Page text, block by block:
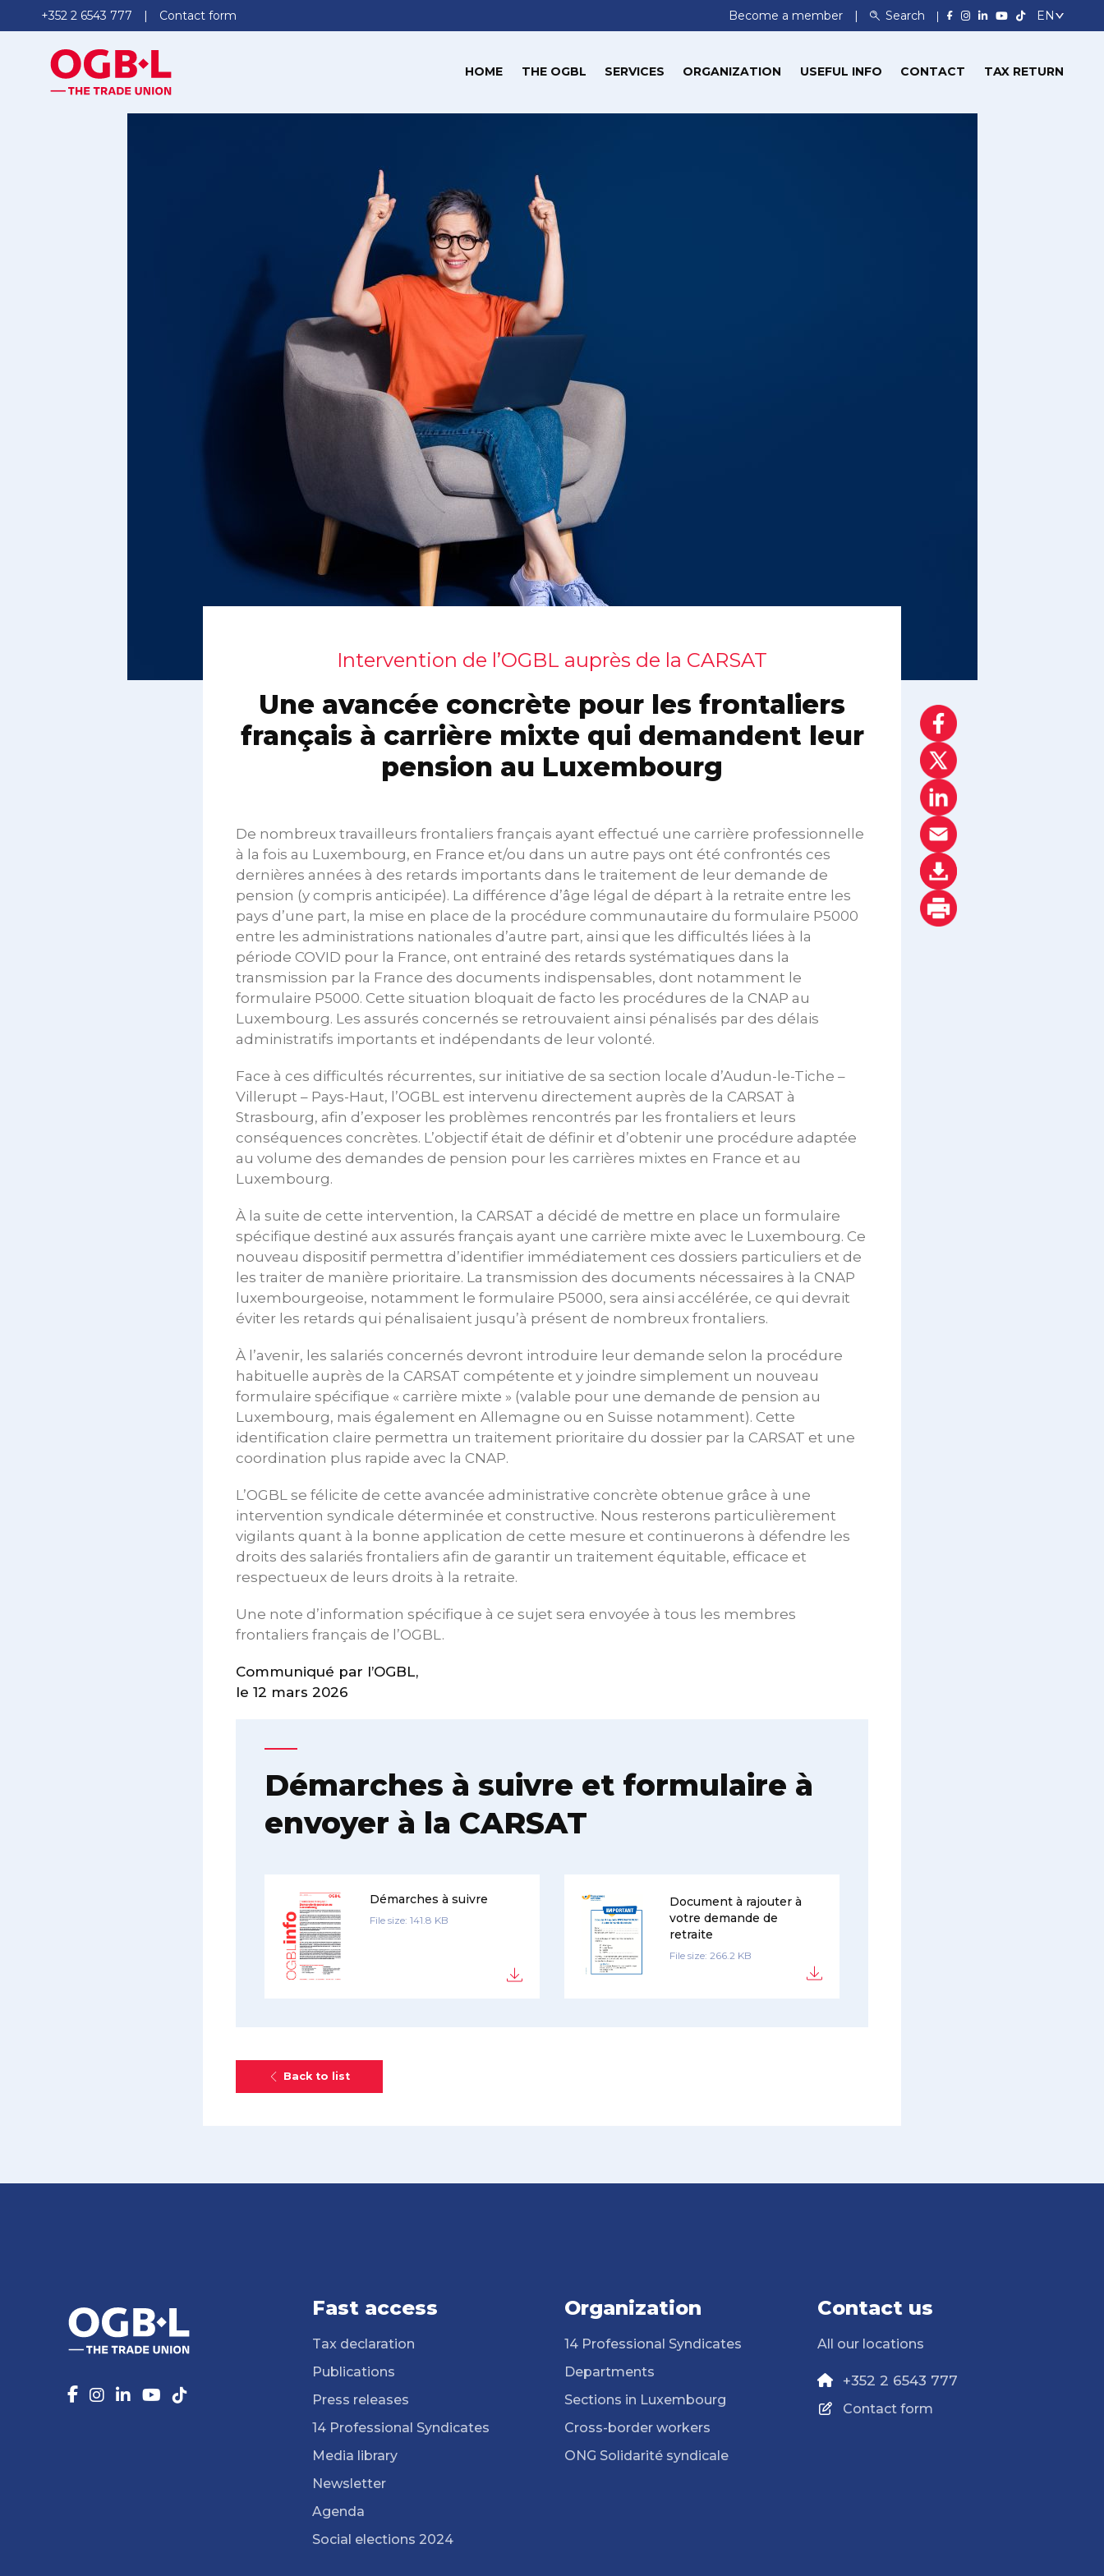
+352 2 6543 777 Contact form Become a member Search
HOME THE OGBL SERVICES ORGANIZATION USEFUL INFO CONTACT TAX RETURN
Intervention de l’OGBL auprès de la CARSAT
Une avancée concrète pour les frontaliers
français à carrière mixte qui demandent leur
pension au Luxembourg
De nombreux travailleurs frontaliers français ayant effectué une carrière professionnelle
à la fois au Luxembourg, en France et/ou dans un autre pays ont été confrontés ces
dernières années à des retards importants dans le traitement de leur demande de
pension (y compris anticipée). La différence d’âge légal de départ à la retraite entre les
pays d’une part, la mise en place de la procédure communautaire du formulaire P5000
entre les administrations nationales d’autre part, ainsi que les difficultés liées à la
période COVID pour la France, ont entrainé des retards systématiques dans la
transmission par la France des documents indispensables, dont notamment le
formulaire P5000. Cette situation bloquait de facto les procédures de la CNAP au
Luxembourg. Les assurés concernés se retrouvaient ainsi pénalisés par des délais
administratifs importants et indépendants de leur volonté.
Face à ces difficultés récurrentes, sur initiative de sa section locale d’Audun-le-Tiche –
Villerupt – Pays-Haut, l’OGBL est intervenu directement auprès de la CARSAT à
Strasbourg, afin d’exposer les problèmes rencontrés par les frontaliers et leurs
conséquences concrètes. L’objectif était de définir et d’obtenir une procédure adaptée
au volume des demandes de pension pour les carrières mixtes en France et au
Luxembourg.
À la suite de cette intervention, la CARSAT a décidé de mettre en place un formulaire
spécifique destiné aux assurés français ayant une carrière mixte avec le Luxembourg. Ce
nouveau dispositif permettra d’identifier immédiatement ces dossiers particuliers et de
les traiter de manière prioritaire. La transmission des documents nécessaires à la CNAP
luxembourgeoise, notamment le formulaire P5000, sera ainsi accélérée, ce qui devrait
éviter les retards qui pénalisaient jusqu’à présent de nombreux frontaliers.
À l’avenir, les salariés concernés devront introduire leur demande selon la procédure
habituelle auprès de la CARSAT compétente et y joindre simplement un nouveau
formulaire spécifique « carrière mixte » (valable pour une demande de pension au
Luxembourg, mais également en Allemagne ou en Suisse notamment). Cette
identification claire permettra un traitement prioritaire du dossier par la CARSAT et une
coordination plus rapide avec la CNAP.
L’OGBL se félicite de cette avancée administrative concrète obtenue grâce à une
intervention syndicale déterminée et constructive. Nous resterons particulièrement
vigilants quant à la bonne application de cette mesure et continuerons à défendre les
droits des salariés frontaliers afin de garantir un traitement équitable, efficace et
respectueux de leurs droits à la retraite.
Une note d’information spécifique à ce sujet sera envoyée à tous les membres
frontaliers français de l’OGBL.
Communiqué par l’OGBL,
le 12 mars 2026
Démarches à suivre et formulaire à
envoyer à la CARSAT
Démarches à suivre
File size: 141.8 KB
Document à rajouter à
votre demande de
retraite
File size: 266.2 KB
Back to list
Fast access
Tax declaration
Publications
Press releases
14 Professional Syndicates
Media library
Newsletter
Agenda
Social elections 2024
Organization
14 Professional Syndicates
Departments
Sections in Luxembourg
Cross-border workers
ONG Solidarité syndicale
Contact us
All our locations
+352 2 6543 777
Contact form